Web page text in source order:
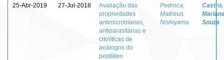
25-Abr-2019 27-Jul-2018
Avaliação das
propriedades
antimicrobianas,
antiparasitárias e
citolíticas de
análogos do
peptídeo
Pedroca,
Matheus
Nishiyama
Castro,
Souza